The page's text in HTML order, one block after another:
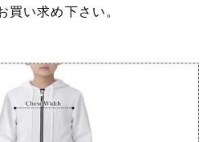
買い求め下さい。